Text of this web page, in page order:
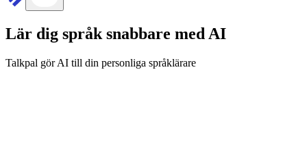
Lär dig språk snabbare med AI
Talkpal gör AI till din personliga språklärare